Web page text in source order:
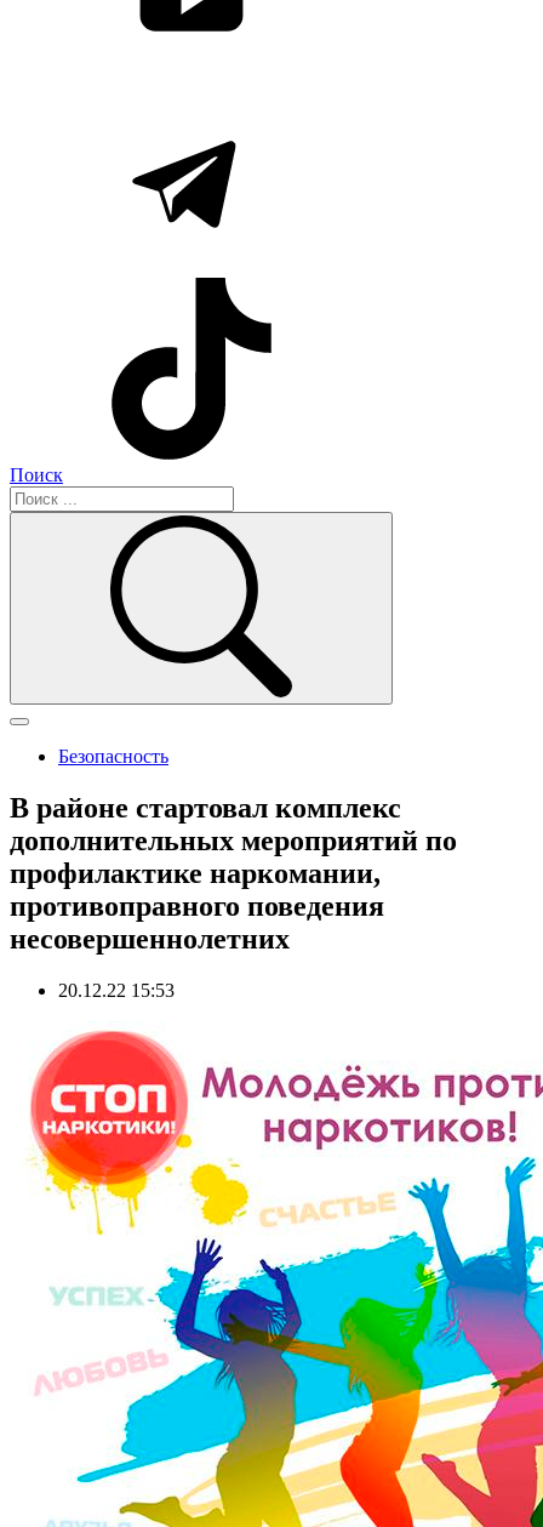
Поиск
Безопасность
В районе стартовал комплекс
дополнительных мероприятий по
профилактике наркомании,
противоправного поведения
несовершеннолетних
20.12.22 15:53